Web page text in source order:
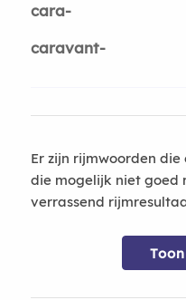
cara-
caravant-
Er zijn rijmwoorden die
die mogelijk niet goed
verrassend